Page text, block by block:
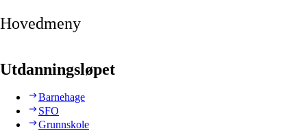
Hovedmeny
Utdanningsløpet
Barnehage
SFO
Grunnskole